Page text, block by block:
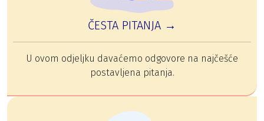
ČESTA PITANJA →
U ovom odjeljku davaćemo odgovore na najčešće
postavljena pitanja.